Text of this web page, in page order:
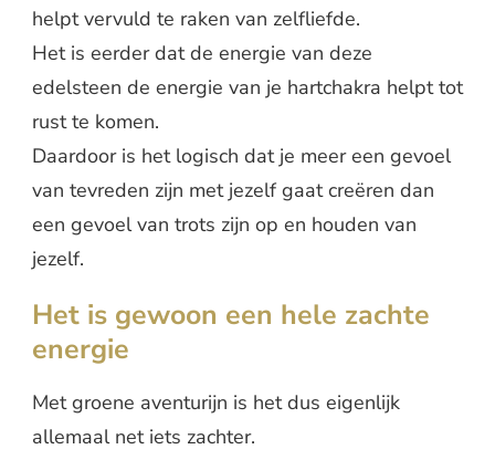
helpt vervuld te raken van zelfliefde.
Het is eerder dat de energie van deze
edelsteen de energie van je hartchakra helpt tot
rust te komen.
Daardoor is het logisch dat je meer een gevoel
van tevreden zijn met jezelf gaat creëren dan
een gevoel van trots zijn op en houden van
jezelf.
Het is gewoon een hele zachte
energie
Met groene aventurijn is het dus eigenlijk
allemaal net iets zachter.